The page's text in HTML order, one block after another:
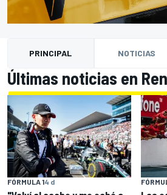
PRINCIPAL NOTICIAS
Últimas noticias en
FÓRMULA 14 d